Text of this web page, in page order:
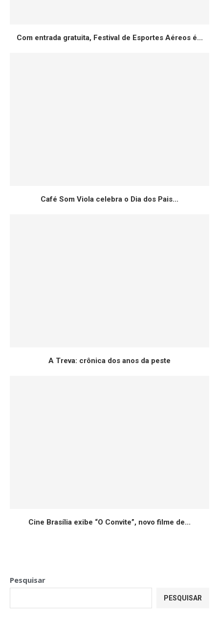
Com entrada gratuita, Festival de Esportes Aéreos é...
Café Som Viola celebra o Dia dos Pais...
A Treva: crônica dos anos da peste
Cine Brasília exibe “O Convite”, novo filme de...
Pesquisar
PESQUISAR